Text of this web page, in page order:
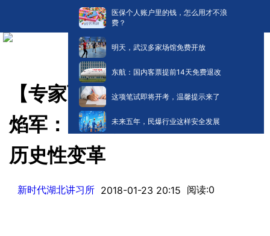
医保个人账户里的钱，怎么用才不浪
费？
明天，武汉多家场馆免费开放
东航：国内客票提前14天免费退改
这项笔试即将开考，温馨提示来了
未来五年，民爆行业这样安全发展
【专家百课】中央党校教授戴
焰军：四大原因铸就中国五年
历史性变革
新时代湖北讲习所 2018-01-23 20:15 阅读:0